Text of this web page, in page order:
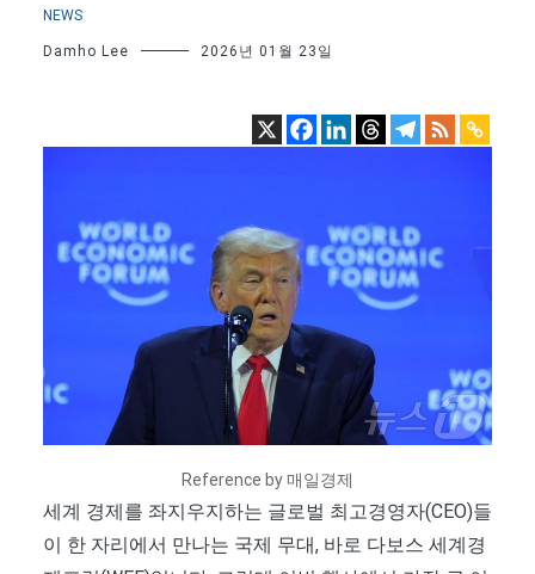
NEWS
Damho Lee 2026년 01월 23일
Reference by 매일경제
세계 경제를 좌지우지하는 글로벌 최고경영자(CEO)들
이 한 자리에서 만나는 국제 무대, 바로 다보스 세계경